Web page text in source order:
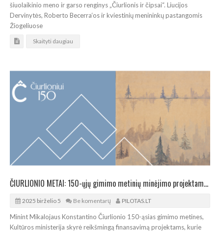
šiuolaikinio meno ir garso renginys „Čiurlionis ir čipsai“. Liucijos
Dervinytės, Roberto Becerra‘os ir kviestinių menininkų pastangomis
Žiogeliuose
Skaityti daugiau
ČIURLIONIO METAI: 150-ųjų gimimo metinių minėjimo projektams – beveik 300.000 eurų
2025 birželio 5 Be komentarų PILOTAS.LT
Minint Mikalojaus Konstantino Čiurlionio 150-ąsias gimimo metines,
Kultūros ministerija skyrė reikšmingą finansavimą projektams, kurie